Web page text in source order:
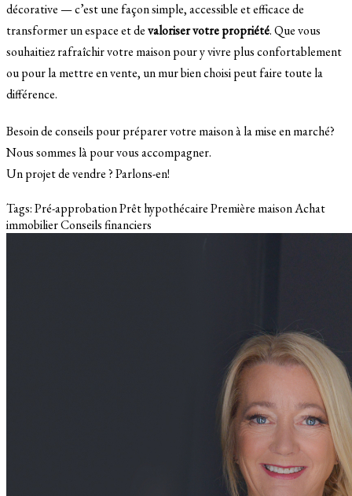
décorative — c’est une façon simple, accessible et efficace de
transformer un espace et devaloriser votre propriété. Que vous
souhaitiez rafraîchir votre maison pour y vivre plus confortablement
ou pour la mettre en vente, un mur bien choisi peut faire toute la
différence.
Besoin de conseils pour préparer votre maison à la mise en marché?
Nous sommes là pour vous accompagner.
Un projet de vendre ? Parlons-en!
Tags:Pré-approbationPrêt hypothécairePremière maisonAchat
immobilierConseils financiers